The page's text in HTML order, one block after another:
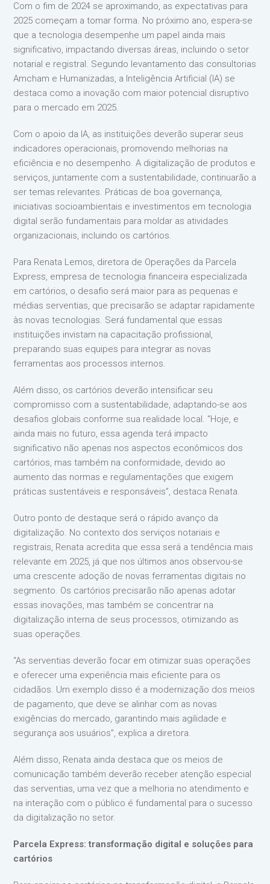
Com o fim de 2024 se aproximando, as expectativas para
2025 começam a tomar forma. No próximo ano, espera-se
que a tecnologia desempenhe um papel ainda mais
significativo, impactando diversas áreas, incluindo o setor
notarial e registral. Segundo levantamento das consultorias
Amcham e Humanizadas, a Inteligência Artificial (IA) se
destaca como a inovação com maior potencial disruptivo
para o mercado em 2025.
Com o apoio da IA, as instituições deverão superar seus
indicadores operacionais, promovendo melhorias na
eficiência e no desempenho. A digitalização de produtos e
serviços, juntamente com a sustentabilidade, continuarão a
ser temas relevantes. Práticas de boa governança,
iniciativas socioambientais e investimentos em tecnologia
digital serão fundamentais para moldar as atividades
organizacionais, incluindo os cartórios.
Para Renata Lemos, diretora de Operações da Parcela
Express, empresa de tecnologia financeira especializada
em cartórios, o desafio será maior para as pequenas e
médias serventias, que precisarão se adaptar rapidamente
às novas tecnologias. Será fundamental que essas
instituições invistam na capacitação profissional,
preparando suas equipes para integrar as novas
ferramentas aos processos internos.
Além disso, os cartórios deverão intensificar seu
compromisso com a sustentabilidade, adaptando-se aos
desafios globais conforme sua realidade local. “Hoje, e
ainda mais no futuro, essa agenda terá impacto
significativo não apenas nos aspectos econômicos dos
cartórios, mas também na conformidade, devido ao
aumento das normas e regulamentações que exigem
práticas sustentáveis e responsáveis”, destaca Renata.
Outro ponto de destaque será o rápido avanço da
digitalização. No contexto dos serviços notariais e
registrais, Renata acredita que essa será a tendência mais
relevante em 2025, já que nos últimos anos observou-se
uma crescente adoção de novas ferramentas digitais no
segmento. Os cartórios precisarão não apenas adotar
essas inovações, mas também se concentrar na
digitalização interna de seus processos, otimizando as
suas operações.
“As serventias deverão focar em otimizar suas operações
e oferecer uma experiência mais eficiente para os
cidadãos. Um exemplo disso é a modernização dos meios
de pagamento, que deve se alinhar com as novas
exigências do mercado, garantindo mais agilidade e
segurança aos usuários”, explica a diretora.
Além disso, Renata ainda destaca que os meios de
comunicação também deverão receber atenção especial
das serventias, uma vez que a melhoria no atendimento e
na interação com o público é fundamental para o sucesso
da digitalização no setor.
Parcela Express: transformação digital e soluções para
cartórios